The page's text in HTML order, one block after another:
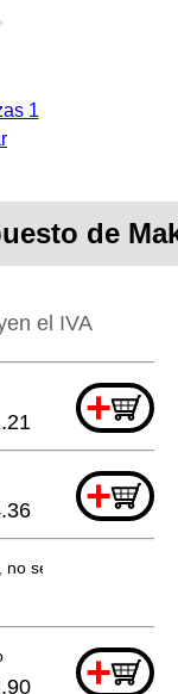
1
de
el IVA
+
+
se puede pedir
+